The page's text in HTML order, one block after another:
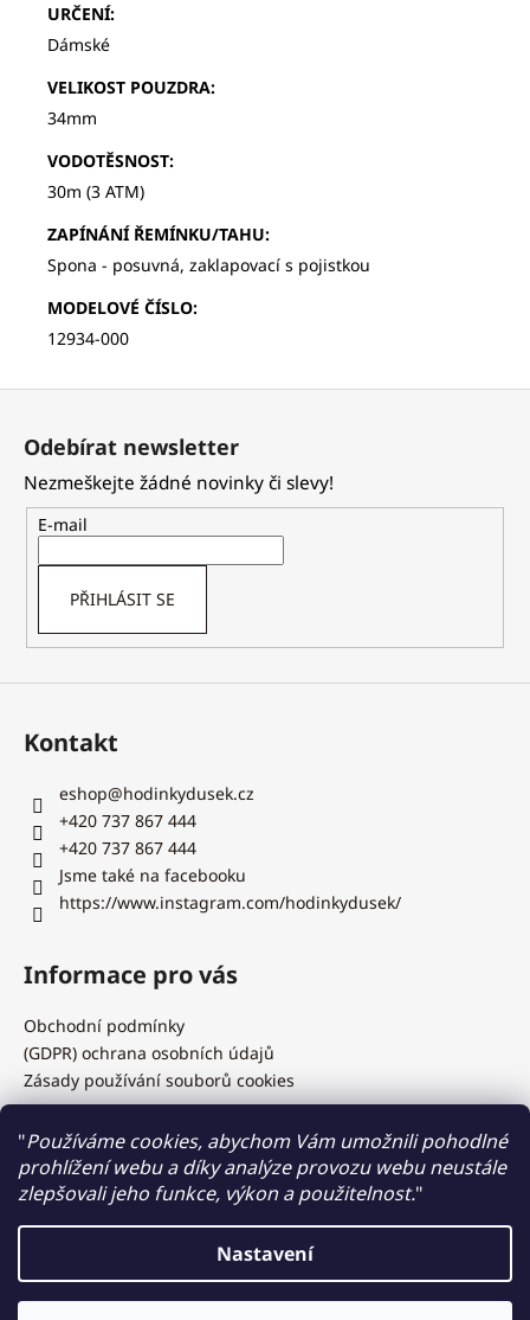
"Používáme cookies, abychom Vám umožnili pohodlné
prohlížení webu a díky analýze provozu webu neustále
zlepšovali jeho funkce, výkon a použitelnost."
Nastavení
URČENÍ:
Dámské
VELIKOST POUZDRA:
34mm
VODOTĚSNOST:
30m (3 ATM)
ZAPÍNÁNÍ ŘEMÍNKU/TAHU:
Spona - posuvná, zaklapovací s pojistkou
MODELOVÉ ČÍSLO:
12934-000
Z
Odebírat newsletter
Nezmeškejte žádné novinky či slevy!
E-mail
PŘIHLÁSIT SE
Kontakt
eshop@hodinkydusek.cz
+420 737 867 444
+420 737 867 444
Jsme také na facebooku
https://www.instagram.com/hodinkydusek/
Informace pro vás
Obchodní podmínky
(GDPR) ochrana osobních údajů
Zásady používání souborů cookies
Hodinky Dušek.cz